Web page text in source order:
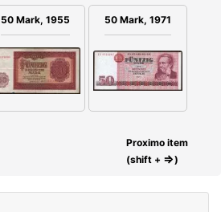
50 Mark, 1955 50 Mark, 1971
Proximo item
(shift + ⇒)